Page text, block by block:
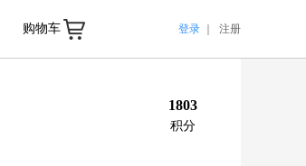
购物车 登录 注册
1803
积分